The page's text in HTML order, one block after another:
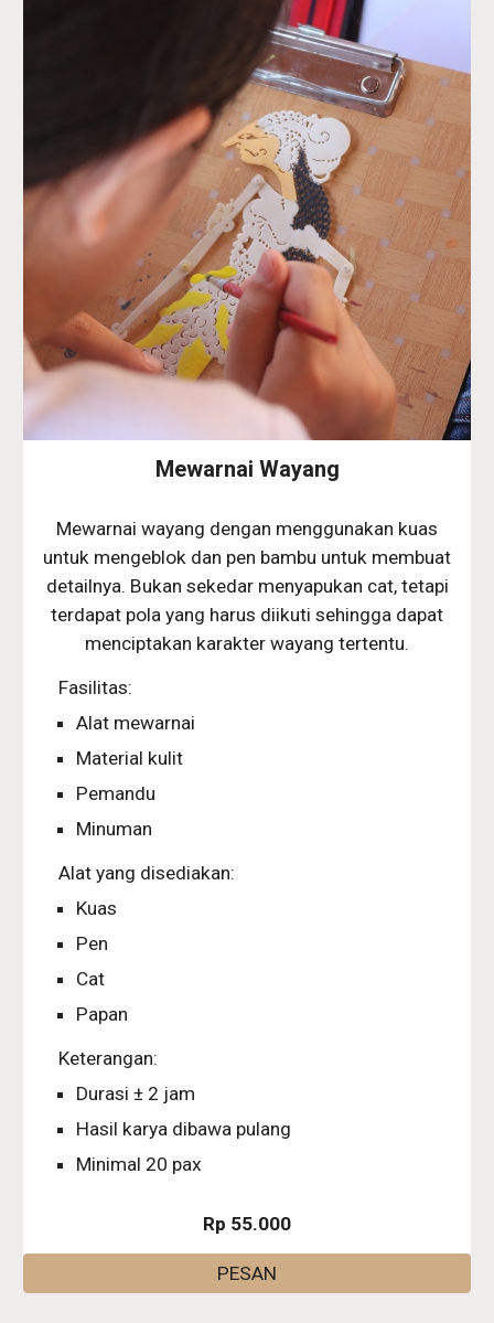
Mewarnai Wayang
Mewarnai wayang dengan menggunakan kuas
untuk mengeblok dan pen bambu untuk membuat
detailnya. Bukan sekedar menyapukan cat, tetapi
terdapat pola yang harus diikuti sehingga dapat
menciptakan karakter wayang tertentu.
Fasilitas:
Alat mewarnai
Material kulit
Pemandu
Minuman
Alat yang disediakan:
Kuas
Pen
Cat
Papan
Keterangan:
Durasi ± 2 jam
Hasil karya dibawa pulang
Minimal 20 pax
Rp 55.000
PESAN